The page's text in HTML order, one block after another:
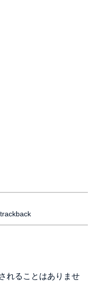
れることはありませ